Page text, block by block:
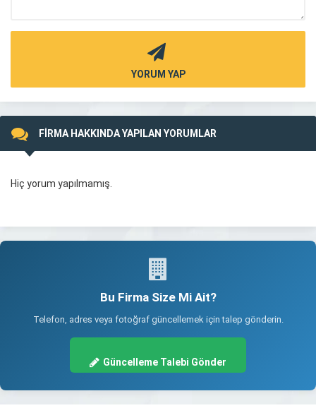
YORUM YAP
FİRMA HAKKINDA YAPILAN YORUMLAR
Hiç yorum yapılmamış.
Bu Firma Size Mi Ait?
Telefon, adres veya fotoğraf güncellemek için talep gönderin.
Güncelleme Talebi Gönder